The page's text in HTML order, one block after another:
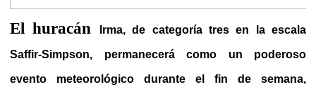
El huracán Irma, de categoría tres en la escala
Saffir-Simpson, permanecerá como un poderoso
evento meteorológico durante el fin de semana,